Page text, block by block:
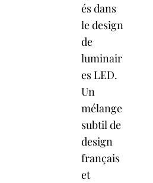
és dans
le design
de
luminair
es LED.
Un
mélange
subtil de
design
français
et